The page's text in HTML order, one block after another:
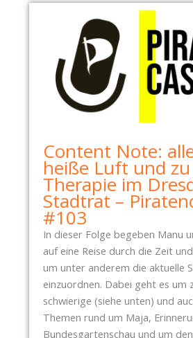
L
N
Ü
R
E
H
E
A
M
T
S
I
D
J
T
P
E
T
E
Content Note:
heiße Luft und
Therapie im
Stadtrat –
#103
In dieser Folge begeben Manu
auf eine Reise durch die Zeit
um unter anderem die aktuelle
einzuordnen. Dabei geht es um
schwierige (siehe unten) und
Themen rund um Maja,
Bundesgartenschau und um